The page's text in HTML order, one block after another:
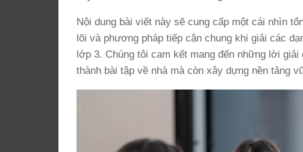
Nội dung bài viết này sẽ cung cấp một cái nhìn
lõi và phương pháp tiếp cận chung khi giải các
lớp 3. Chúng tôi cam kết mang đến những lời
thành bài tập về nhà mà còn xây dựng nền tảng